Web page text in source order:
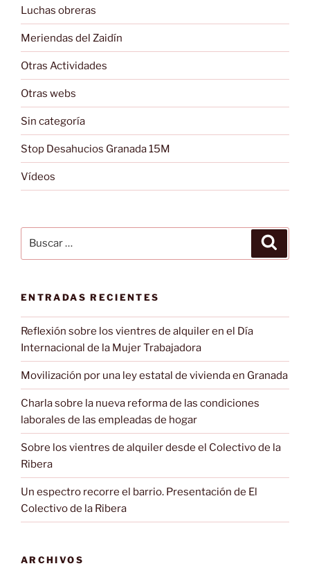
Luchas obreras
Meriendas del Zaidín
Otras Actividades
Otras webs
Sin categoría
Stop Desahucios Granada 15M
Vídeos
por:
ENTRADAS RECIENTES
Reflexión sobre los vientres de alquiler en el Día
Internacional de la Mujer Trabajadora
Movilización por una ley estatal de vivienda en Granada
Charla sobre la nueva reforma de las condiciones
laborales de las empleadas de hogar
Sobre los vientres de alquiler desde el Colectivo de la
Ribera
Un espectro recorre el barrio. Presentación de El
Colectivo de la Ribera
ARCHIVOS